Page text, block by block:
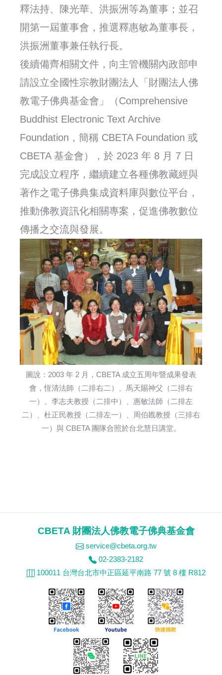
釋法持、陳光華、洪振洲等為董事；並召
開第一屆董事會，推選釋惠敏為董事長，
洪振洲董事兼任執行長。
後續備齊相關文件，向主管機關內政部申
請設立全國性宗教財團法人「財團法人佛
教電子佛典基金會」（Comprehensive
Buddhist Electronic Text Archive
Foundation，簡稱 CBETA Foundation 或
CBETA 基金會），於 2023 年 8 月 7 日
完成設立程序，繼續建立各種佛教藏經與
著作之電子佛典集成資料庫與數位平台，
推動佛教資訊化相關專案，促進佛教數位
傳播之交流與發展。
圖說：2003 年 2 月，CBETA 成立五周年暨成果發表
會，恆清法師（二排右二）、馬天賜神父（二排右
一）、李志夫教授（二排中）、惠敏法師（二排左
二）、杜正民教授（二排左一）、周伯戡教授（三排右
一）與 CBETA 團隊合照於台北慧日講堂。
CBETA 財團法人佛教電子佛典基金會
service@cbeta.org.tw
02-2383-2182
100011 台灣台北市中正區延平南路 77 號 8 樓 R812